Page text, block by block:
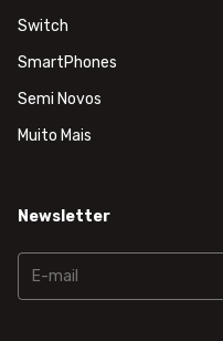
Switch
SmartPhones
Semi Novos
Muito Mais
Newsletter